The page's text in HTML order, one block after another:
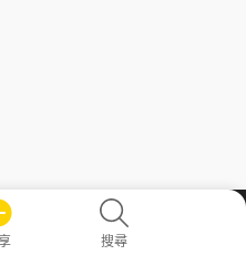
運動 搜尋